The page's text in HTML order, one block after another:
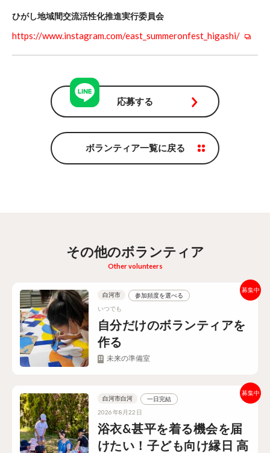
ひがし地域間交流活性化推進実行委員会
https://www.instagram.com/east_summeronfest_higashi/
応募する
ボランティア一覧に戻る
その他のボランティア
Other volunteers
自分だけのボランティアを
作る
白河市
参加頻度を選べる
いつでも
未来の準備室
浴衣&甚平を着る機会を届
けたい！子ども向け縁日 高
白河市白河
一日完結
2026年8月22日